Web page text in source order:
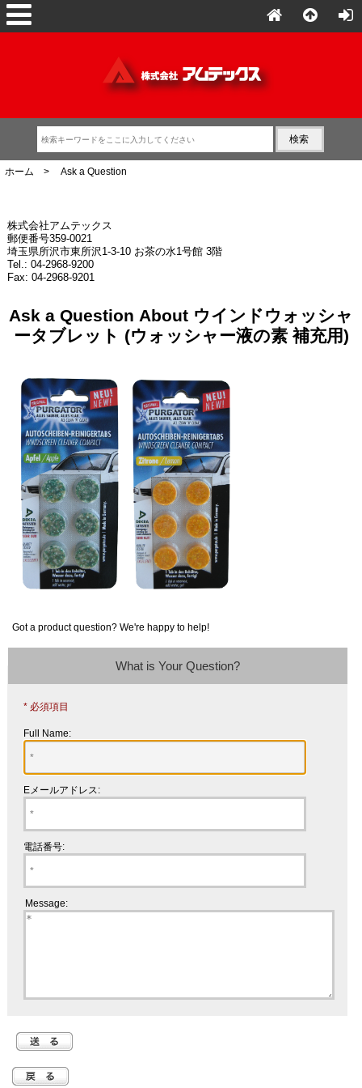
ホーム > Ask a Question
株式会社アムテックス
郵便番号359-0021
埼玉県所沢市東所沢1-3-10 お茶の水1号館 3階
Tel.: 04-2968-9200
Fax: 04-2968-9201
Ask a Question About ウインドウォッシャ
ータブレット (ウォッシャー液の素 補充用)
Got a product question? We're happy to help!
What is Your Question?
* 必須項目
Full Name:
Eメールアドレス:
電話番号:
Message: